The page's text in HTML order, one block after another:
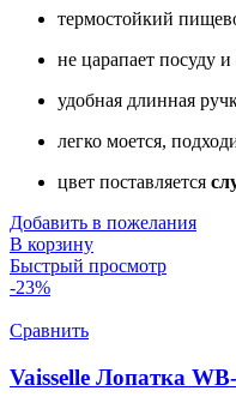
термостойкий
не царапает посуду
удобная длинная
легко моется,
цвет поставляется
Добавить в пожелания
В корзину
Быстрый просмотр
-23%
Сравнить
Vaisselle Лопатка